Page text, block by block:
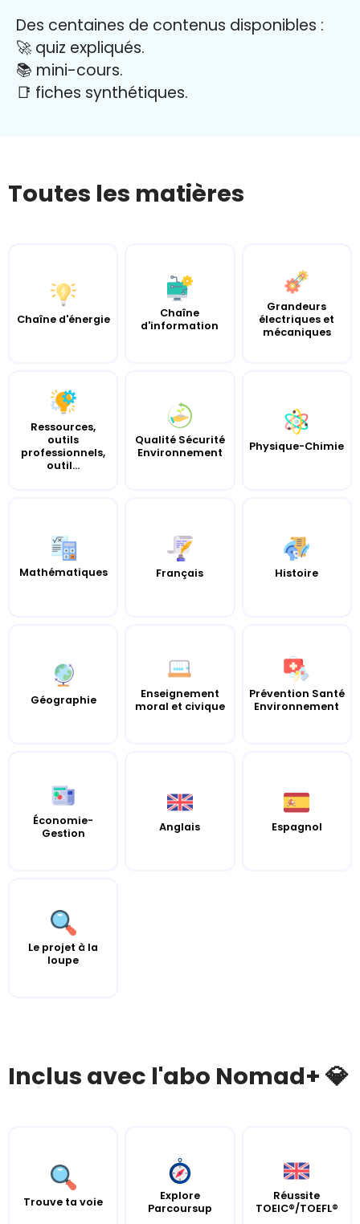
Des centaines de contenus disponibles :
🚀 quiz expliqués.
📚 mini-cours.
📑 fiches synthétiques.
Toutes les matières
Chaîne d'énergie
Chaîne
d'information
Grandeurs
électriques et
mécaniques
Ressources,
outils
professionnels,
outil...
Qualité Sécurité
Environnement
Physique-Chimie
Mathématiques Français Histoire
Géographie
Enseignement
moral et civique
Prévention Santé
Environnement
Économie-
Gestion
Anglais Espagnol
Le projet à la
loupe
Inclus avec l'abo Nomad+ 💎
Trouve ta voie
Explore
Parcoursup
Réussite
TOEIC®/TOEFL®